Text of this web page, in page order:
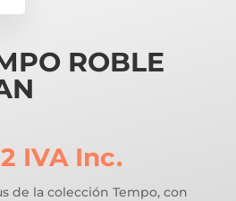
ROBLE
IVA Inc.
de la colección Tempo, con